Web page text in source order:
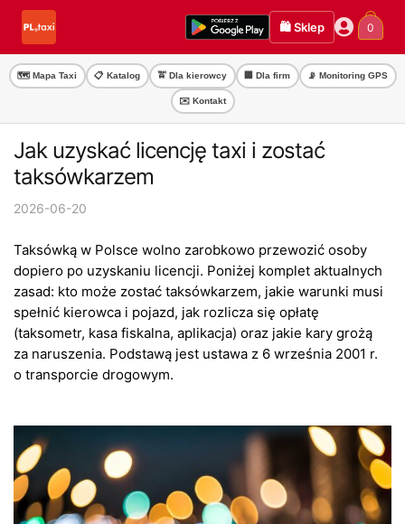
Przejdź
nawigacji
Przejdź
treści
🛍️ Sklep 0
🗺️ Mapa Taxi 📋 Katalog 🚖 Dla kierowcy 🏢 Dla firm 📡 Monitoring GPS
✉️ Kontakt
Jak uzyskać licencję taxi i zostać
taksówkarzem
2026-06-20
Taksówką w Polsce wolno zarobkowo przewozić osoby
dopiero po uzyskaniu licencji. Poniżej komplet aktualnych
zasad: kto może zostać taksówkarzem, jakie warunki musi
spełnić kierowca i pojazd, jak rozlicza się opłatę
(taksometr, kasa fiskalna, aplikacja) oraz jakie kary grożą
za naruszenia. Podstawą jest ustawa z 6 września 2001 r.
o transporcie drogowym.